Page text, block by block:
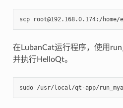
在LubanCat运行程序，使用
并执行HelloQt。